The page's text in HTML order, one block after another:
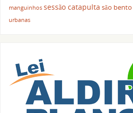
manguinhos sessão catapulta são bento
urbanas